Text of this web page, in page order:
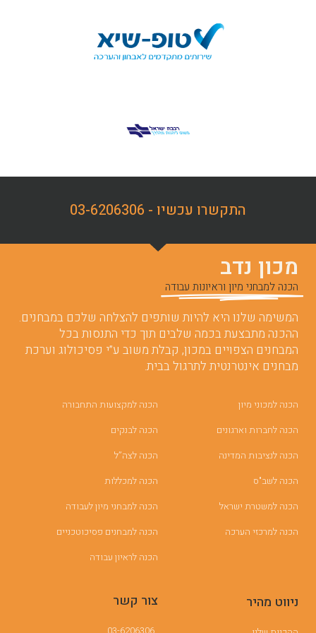
התקשרו עכשיו - 03-6206306
מכון נדב
הכנה למבחני מיון וראיונות עבודה
המשימה שלנו היא להיות שותפים להצלחה שלכם במבחנים.
ההכנה מתבצעת בכמה שלבים תוך כדי התנסות בכל
המבחנים הצפויים במכון, קבלת משוב ע”י פסיכולוג וערכת
מבחנים אינטרנטית לתרגול בבית.
הכנה למכוני מיון
הכנה לחברות וארגונים
הכנה לנציבות המדינה
הכנה לשב"ס
הכנה למשטרת ישראל
הכנה למרכזי הערכה
הכנה למקצועות התחבורה
הכנה לבנקים
הכנה לצה”ל
הכנה למכללות
הכנה למבחני מיון לעבודה
הכנה למבחנים פסיכוטכניים
הכנה לראיון עבודה
ניווט מהיר צור קשר
03-6206306